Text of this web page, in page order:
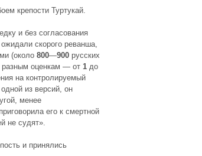
крепости Туртукай.
и без согласования
ожидали скорого реванша,
(около 800—900 русских
разным оценкам — от 1 до
на контролируемый
из версий, он
менее
его к смертной
не судят».
и принялись